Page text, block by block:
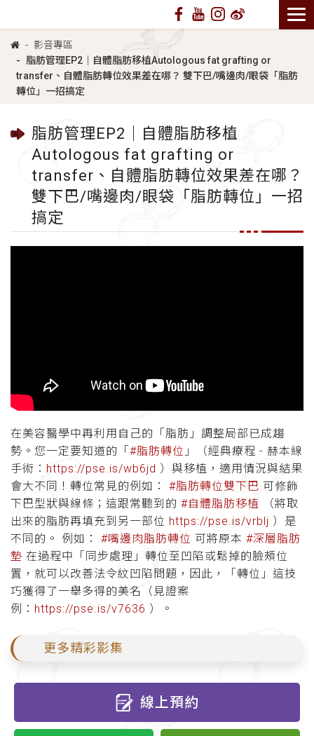
影音專區
脂肪管理EP2｜自體脂肪移植Autologous fat grafting or
transfer、自體脂肪轉位效果差在哪？ 雙下巴/嘴邊肉/眼袋「脂肪
轉位」一招搞定
脂肪管理EP2｜自體脂肪移植
Autologous fat grafting or
transfer、自體脂肪轉位效果差在哪？
雙下巴/嘴邊肉/眼袋「脂肪轉位」一招
搞定
在美容醫學中再利用自己的「脂肪」調整局部已成趨
勢。您一定要知道的「 #脂肪轉位 」（經典療程 - 赫本線
手術： https://pse.is/wb6jd ）與移植，適用情況與結果
會大不同！轉位常見的例如： #脂肪轉位雙下巴 可修飾
下巴型狀與線條；這跟常聽到的 #自體脂肪移植
（將取
出來的脂肪再填充到另一部位 https://pse.is/vrblj ）是
不同的。 例如： #嘴邊肉脂肪轉位 可將原本 #深層脂肪
墊 在過程中「同步處理」轉位至凹陷或鬆掉的臉頰位
置，就可以改善法令紋凹陷問題，因此，「轉位」這技
巧獲得了一舉多得的美名（見證案
例： https://pse.is/v7636 ）。
更多精彩影集
線上預約